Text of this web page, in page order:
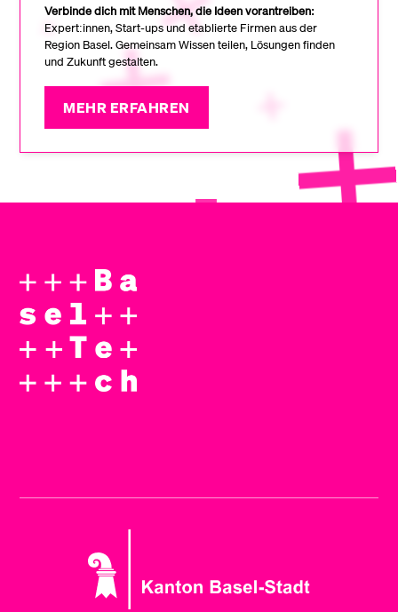
Verbinde dich mit Menschen, die Ideen vorantreiben:
Expert:innen, Start-ups und etablierte Firmen aus der
Region Basel. Gemeinsam Wissen teilen, Lösungen finden
und Zukunft gestalten.
MEHR ERFAHREN